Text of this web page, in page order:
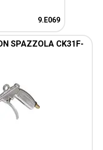
9.E069
SPAZZOLA CK31F-